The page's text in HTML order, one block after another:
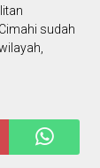
sudah